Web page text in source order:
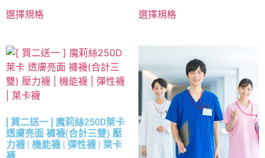
選擇規格 選擇規格
[ 買二送一 ] 魔莉絲250D萊卡
透膚亮面 褲襪(合計三雙) 壓
力襪 | 機能襪 | 彈性襪 | 萊卡